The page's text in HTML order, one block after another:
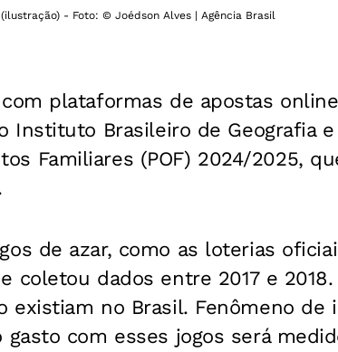
- Foto: © Joédson Alves | Agência Brasil
plataformas de apostas
Instituto Brasileiro de Geografia e
Familiares (POF) 2024/2025,
de azar, como as loterias
coletou dados entre 2017 e
existiam no Brasil. Fenômeno de
gasto com esses jogos será